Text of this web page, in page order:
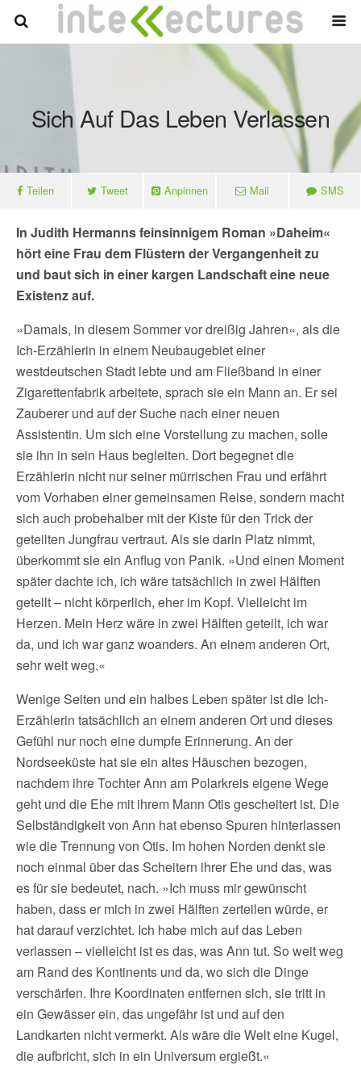
Sich Auf Das Leben Verlassen
Teilen Tweet Anpinnen Mail SMS
In Judith Hermanns feinsinnigem Roman »Daheim«
hört eine Frau dem Flüstern der Vergangenheit zu
und baut sich in einer kargen Landschaft eine neue
Existenz auf.
»Damals, in diesem Sommer vor dreißig Jahren«, als die
Ich-Erzählerin in einem Neubaugebiet einer
westdeutschen Stadt lebte und am Fließband in einer
Zigarettenfabrik arbeitete, sprach sie ein Mann an. Er sei
Zauberer und auf der Suche nach einer neuen
Assistentin. Um sich eine Vorstellung zu machen, solle
sie ihn in sein Haus begleiten. Dort begegnet die
Erzählerin nicht nur seiner mürrischen Frau und erfährt
vom Vorhaben einer gemeinsamen Reise, sondern macht
sich auch probehalber mit der Kiste für den Trick der
geteilten Jungfrau vertraut. Als sie darin Platz nimmt,
überkommt sie ein Anflug von Panik. »Und einen Moment
später dachte ich, ich wäre tatsächlich in zwei Hälften
geteilt – nicht körperlich, eher im Kopf. Vielleicht im
Herzen. Mein Herz wäre in zwei Hälften geteilt, ich war
da, und ich war ganz woanders. An einem anderen Ort,
sehr weit weg.«
Wenige Seiten und ein halbes Leben später ist die Ich-
Erzählerin tatsächlich an einem anderen Ort und dieses
Gefühl nur noch eine dumpfe Erinnerung. An der
Nordseeküste hat sie ein altes Häuschen bezogen,
nachdem ihre Tochter Ann am Polarkreis eigene Wege
geht und die Ehe mit ihrem Mann Otis gescheitert ist. Die
Selbständigkeit von Ann hat ebenso Spuren hinterlassen
wie die Trennung von Otis. Im hohen Norden denkt sie
noch einmal über das Scheitern ihrer Ehe und das, was
es für sie bedeutet, nach. »Ich muss mir gewünscht
haben, dass er mich in zwei Hälften zerteilen würde, er
hat darauf verzichtet. Ich habe mich auf das Leben
verlassen – vielleicht ist es das, was Ann tut. So weit weg
am Rand des Kontinents und da, wo sich die Dinge
verschärfen. Ihre Koordinaten entfernen sich, sie tritt in
ein Gewässer ein, das ungefähr ist und auf den
Landkarten nicht vermerkt. Als wäre die Welt eine Kugel,
die aufbricht, sich in ein Universum ergießt.«